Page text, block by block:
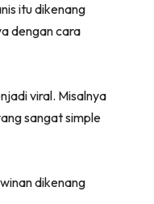
(Twitter)
itu dikenang
dengan cara
viral. Misalnya
sangat simple
dikenang